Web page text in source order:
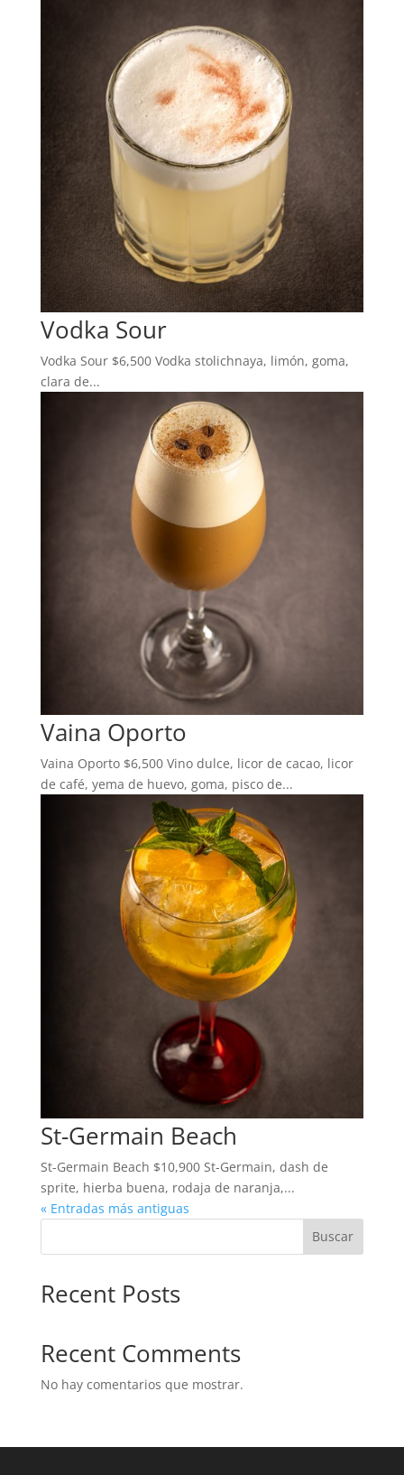
Vodka Sour
Vodka Sour $6,500 Vodka stolichnaya, limón, goma,
clara de...
Vaina Oporto
Vaina Oporto $6,500 Vino dulce, licor de cacao, licor
de café, yema de huevo, goma, pisco de...
St-Germain Beach
St-Germain Beach $10,900 St-Germain, dash de
sprite, hierba buena, rodaja de naranja,...
« Entradas más antiguas
Buscar
Recent Posts
Recent Comments
No hay comentarios que mostrar.